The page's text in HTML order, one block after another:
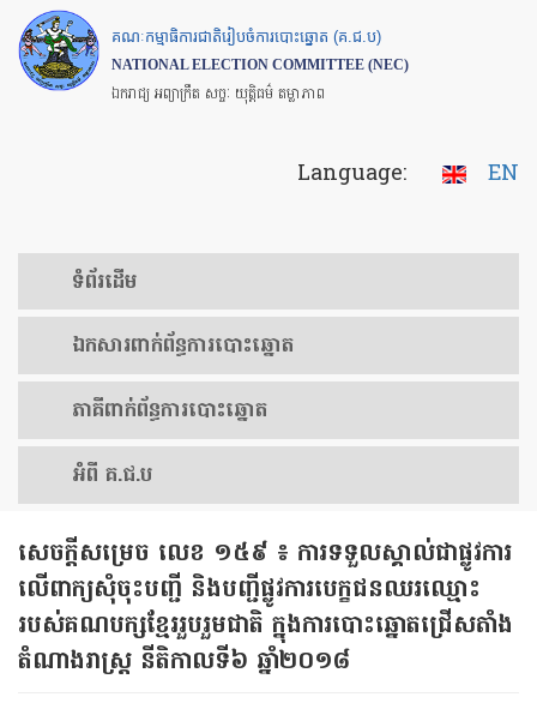
Skip
to
main
គណៈកម្មាធិការជាតិរៀបចំការបោះឆ្នោត (គ.ជ.ប)
NATIONAL ELECTION COMMITTEE (NEC)
ឯករាជ្យ អព្យាក្រឹត សច្ចៈ យុត្តិធម៌ តម្លាភាព
Language: EN
ទំព័រ​ដើម
ឯកសារ​ពាក់ព័ន្ធ​ការ​បោះឆ្នោត
​ភាគីពាក់ព័ន្ធ​​ការ​បោះឆ្នោត
អំពី គ.ជ.ប
​សេចក្តី​សម្រេច លេខ ១៥៩ ៖ ការ​ទទួល​ស្គាល់​ជា​ផ្លូវ​ការ
លើ​ពាក្យ​សុំ​ចុះ​បញ្ជី និង​បញ្ជី​ផ្លូវ​ការ​បេក្ខជន​ឈរ​ឈ្មោះ
របស់​គណ​បក្ស​ខ្មែរ​រួប​រួម​ជាតិ ក្នុង​ការ​បោះ​ឆ្នោត​ជ្រើស​តាំង​
តំណាង​រាស្រ្ត នីតិកាល​ទី៦ ឆ្នាំ​២០១៨